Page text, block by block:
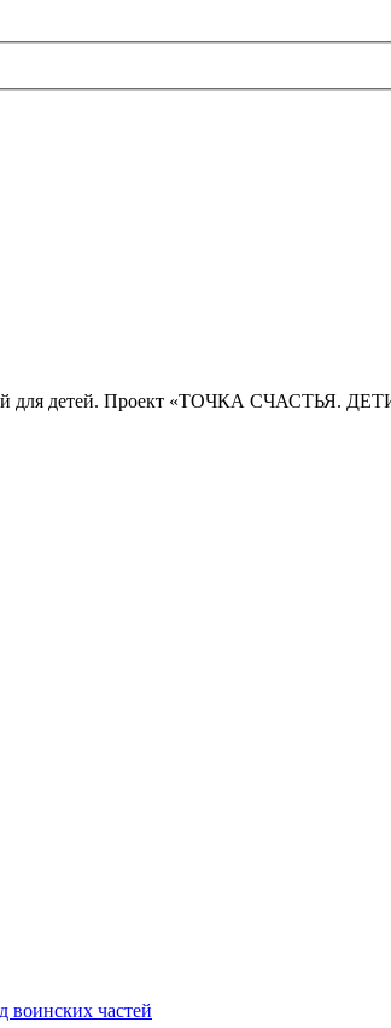
для детей. Проект «ТОЧКА СЧАСТЬЯ.
воинских частей